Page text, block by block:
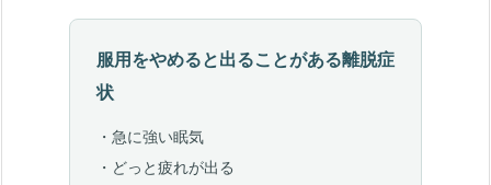
服用をやめると出ることがある離脱症
状
・急に強い眠気
・どっと疲れが出る